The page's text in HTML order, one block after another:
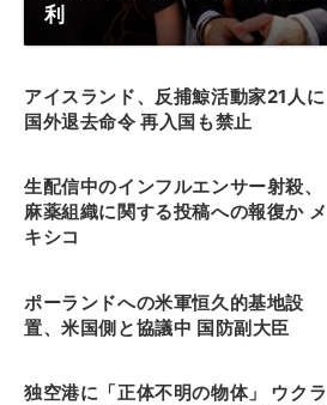
利
アイスランド、反捕鯨活動家21人に
国外退去命令 再入国も禁止
生配信中のインフルエンサー射殺、
麻薬組織に関する投稿への報復か メ
キシコ
ポーランドへの米軍恒久的基地設
置、米国側と協議中 国防副大臣
独空港に「正体不明の物体」 ウクラ